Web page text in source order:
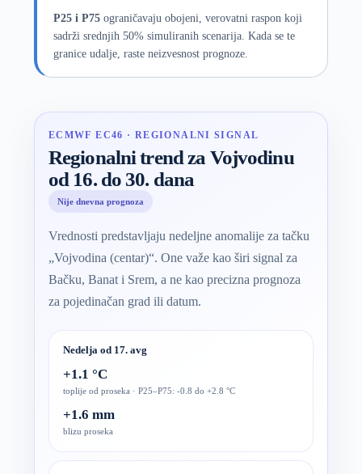
P25 i P75ograničavaju obojeni, verovatni raspon koji
sadrži srednjih 50% simuliranih scenarija. Kada se te
granice udalje, raste neizvesnost prognoze.
ECMWF EC46 · REGIONALNI SIGNAL
Regionalni trend za Vojvodinu
od 16. do 30. dana
Nije dnevna prognoza
Vrednosti predstavljaju nedeljne anomalije za tačku
„Vojvodina (centar)“. One važe kao širi signal za
Bačku, Banat i Srem, a ne kao precizna prognoza
za pojedinačan grad ili datum.
Nedelja od 17. avg
+1.1 °C
toplije od proseka · P25–P75: -0.8 do +2.8 °C
+1.6 mm
blizu proseka